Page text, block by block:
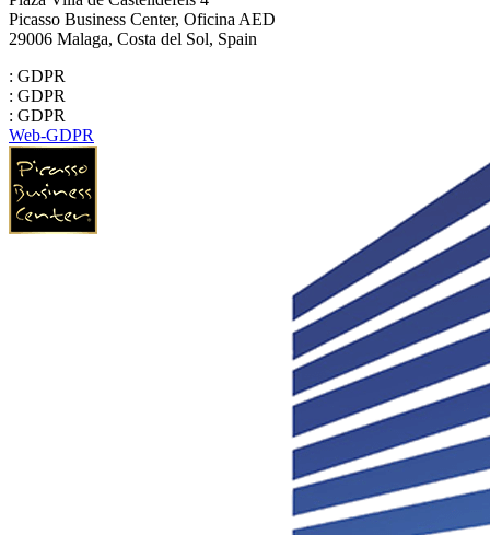
Picasso Business Center, Oficina AED
29006 Malaga, Costa del Sol, Spain
: GDPR
: GDPR
: GDPR
Web-GDPR